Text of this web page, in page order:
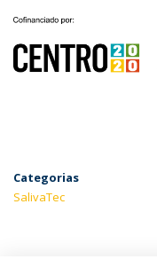
Categorias
SalivaTec